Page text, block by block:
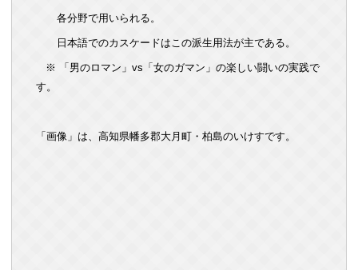
各分野で用いられる。
日本語でのカスケードはこの派生用法が主である。
※ 「男のロマン」vs「女のガマン」の楽しい闘いの実践で
す。
「画像」は、高知県幡多郡大月町・柏島のいけすです。